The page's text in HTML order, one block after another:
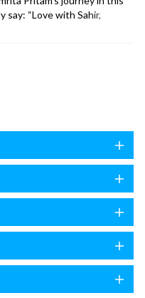
say: “Love with Sahir,